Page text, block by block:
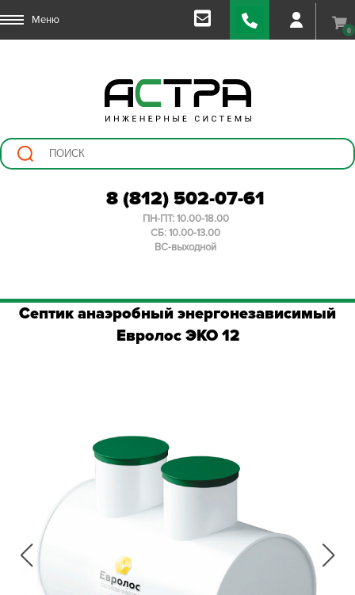
Меню
0
8 (812) 502-07-61
ПН-ПТ: 10.00-18.00
СБ: 10.00-13.00
ВС-выходной
Септик анаэробный энергонезависимый
Евролос ЭКО 12